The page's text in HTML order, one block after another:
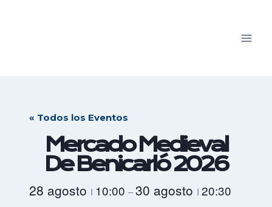
« Todos los Eventos
Mercado Medieval
De Benicarló 2026
28 agosto I 10:00 –30 agosto I 20:30